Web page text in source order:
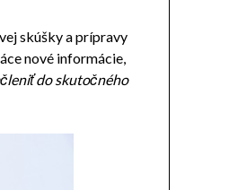
skúšky a prípravy
nové informácie,
do skutočného